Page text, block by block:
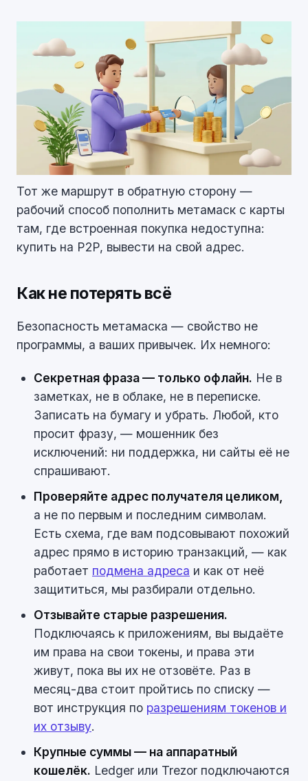
Тот же маршрут в обратную сторону —
рабочий способ пополнить метамаск с карты
там, где встроенная покупка недоступна:
купить на P2P, вывести на свой адрес.
Как не потерять всё
Безопасность метамаска — свойство не
программы, а ваших привычек. Их немного:
Секретная фраза — только офлайн. Не в
заметках, не в облаке, не в переписке.
Записать на бумагу и убрать. Любой, кто
просит фразу, — мошенник без
исключений: ни поддержка, ни сайты её не
спрашивают.
Проверяйте адрес получателя целиком,
а не по первым и последним символам.
Есть схема, где вам подсовывают похожий
адрес прямо в историю транзакций, — как
работает подмена адреса и как от неё
защититься, мы разбирали отдельно.
Отзывайте старые разрешения.
Подключаясь к приложениям, вы выдаёте
им права на свои токены, и права эти
живут, пока вы их не отзовёте. Раз в
месяц-два стоит пройтись по списку —
вот инструкция по разрешениям токенов и
их отзыву.
Крупные суммы — на аппаратный
кошелёк. Ledger или Trezor подключаются